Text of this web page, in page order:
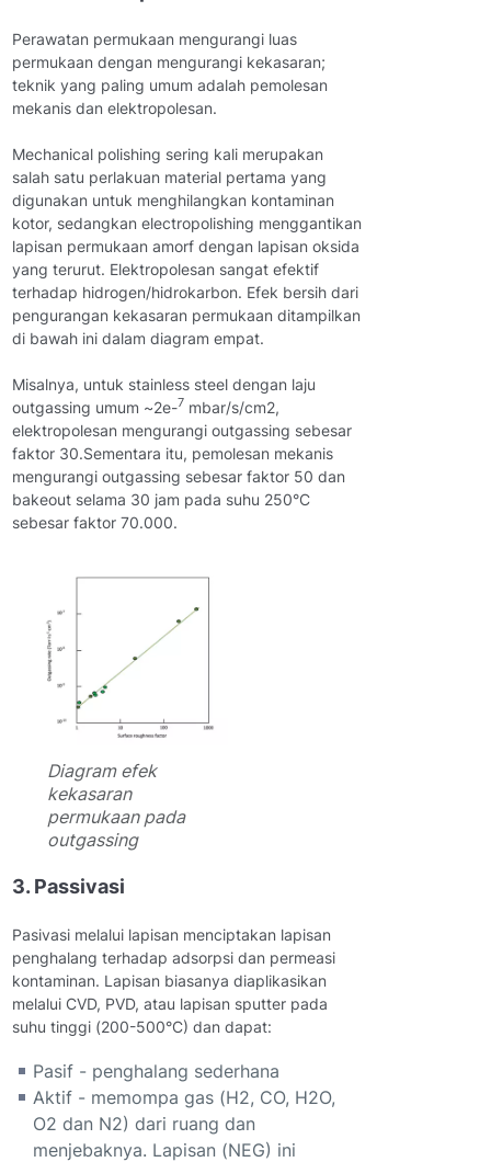
Perawatan permukaan mengurangi luas
permukaan dengan mengurangi kekasaran;
teknik yang paling umum adalah pemolesan
mekanis dan elektropolesan.
Mechanical polishing sering kali merupakan
salah satu perlakuan material pertama yang
digunakan untuk menghilangkan kontaminan
kotor, sedangkan electropolishing menggantikan
lapisan permukaan amorf dengan lapisan oksida
yang terurut. Elektropolesan sangat efektif
terhadap hidrogen/hidrokarbon. Efek bersih dari
pengurangan kekasaran permukaan ditampilkan
di bawah ini dalam diagram empat.
Misalnya, untuk stainless steel dengan laju
outgassing umum ~2e-7 mbar/s/cm2,
elektropolesan mengurangi outgassing sebesar
faktor 30.Sementara itu, pemolesan mekanis
mengurangi outgassing sebesar faktor 50 dan
bakeout selama 30 jam pada suhu 250°C
sebesar faktor 70.000.
Diagram efek
kekasaran
permukaan pada
outgassing
3. Passivasi
Pasivasi melalui lapisan menciptakan lapisan
penghalang terhadap adsorpsi dan permeasi
kontaminan. Lapisan biasanya diaplikasikan
melalui CVD, PVD, atau lapisan sputter pada
suhu tinggi (200-500°C) dan dapat:
Pasif - penghalang sederhana
Aktif - memompa gas (H2, CO, H2O,
O2 dan N2) dari ruang dan
menjebaknya. Lapisan (NEG) ini